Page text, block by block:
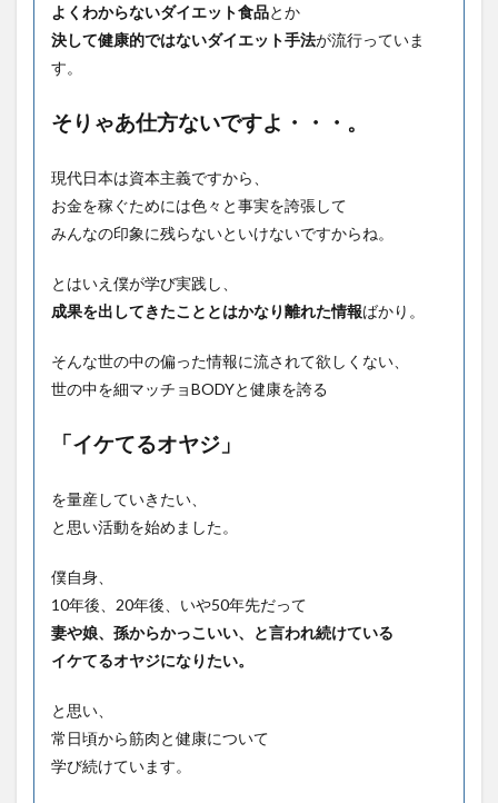
よくわからないダイエット食品とか
決して健康的ではないダイエット手法が流行っていま
す。
そりゃあ仕方ないですよ・・・。
現代日本は資本主義ですから、
お金を稼ぐためには色々と事実を誇張して
みんなの印象に残らないといけないですからね。
とはいえ僕が学び実践し、
成果を出してきたこととはかなり離れた情報ばかり。
そんな世の中の偏った情報に流されて欲しくない、
世の中を細マッチョBODYと健康を誇る
「イケてるオヤジ」
を量産していきたい、
と思い活動を始めました。
僕自身、
10年後、20年後、いや50年先だって
妻や娘、孫からかっこいい、と言われ続けている
イケてるオヤジになりたい。
と思い、
常日頃から筋肉と健康について
学び続けています。